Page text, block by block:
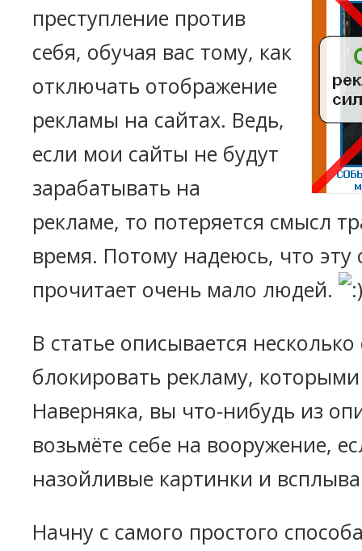
преступление против
себя, обучая вас тому, как
отключать отображение
рекламы на сайтах. Ведь,
если мои сайты не будут
зарабатывать на
рекламе, то потеряется смысл
время. Потому надеюсь, что эту
прочитает очень мало людей.
В статье описывается
блокировать рекламу,
Наверняка, вы что-нибудь из
возьмёте себе на вооружение,
назойливые картинки и
Начну с самого простого